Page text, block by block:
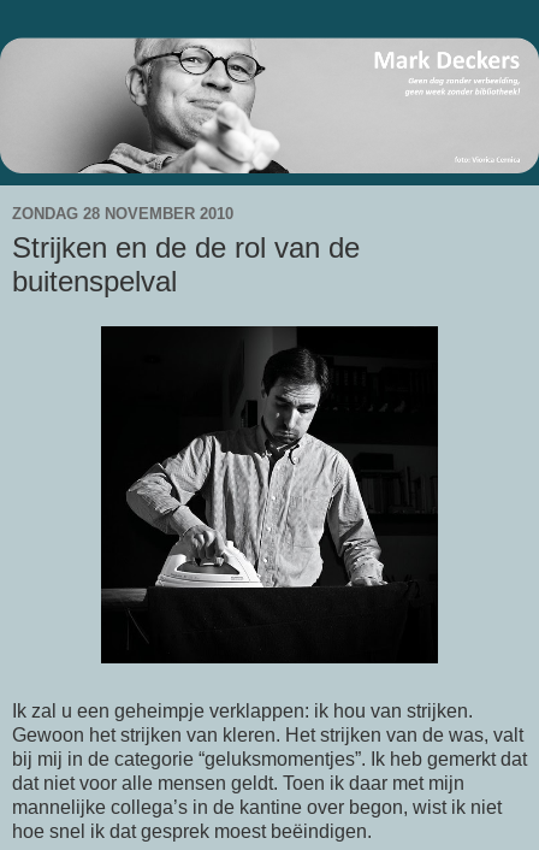
ZONDAG 28 NOVEMBER 2010
Strijken en de de rol van de
buitenspelval
Ik zal u een geheimpje verklappen: ik hou van strijken.
Gewoon het strijken van kleren. Het strijken van de was, valt
bij mij in de categorie “geluksmomentjes”. Ik heb gemerkt dat
dat niet voor alle mensen geldt. Toen ik daar met mijn
mannelijke collega’s in de kantine over begon, wist ik niet
hoe snel ik dat gesprek moest beëindigen.